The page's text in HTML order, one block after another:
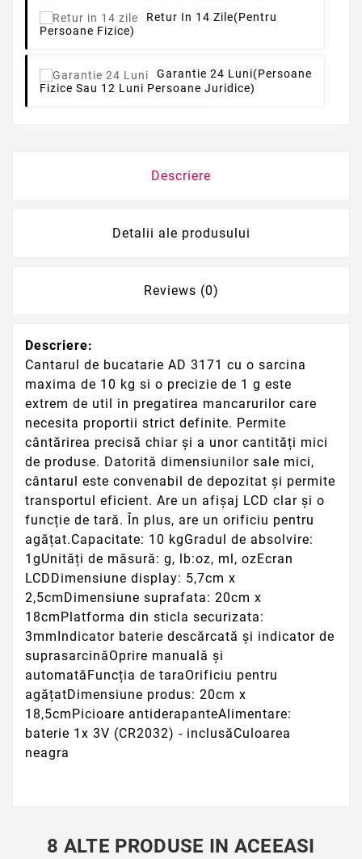
Retur In 14 Zile(pentru
Persoane Fizice)
Garantie 24 Luni(persoane
Fizice Sau 12 Luni Persoane Juridice)
Descriere
Detalii ale produsului
Reviews (0)
Descriere:
Cantarul de bucatarie AD 3171 cu o sarcina
maxima de 10 kg si o precizie de 1 g este
extrem de util in pregatirea mancarurilor care
necesita proportii strict definite. Permite
cântărirea precisă chiar și a unor cantități mici
de produse. Datorită dimensiunilor sale mici,
cântarul este convenabil de depozitat și permite
transportul eficient. Are un afișaj LCD clar și o
funcție de tară. În plus, are un orificiu pentru
agățat.Capacitate: 10 kgGradul de absolvire:
1gUnități de măsură: g, lb:oz, ml, ozEcran
LCDDimensiune display: 5,7cm x
2,5cmDimensiune suprafata: 20cm x
18cmPlatforma din sticla securizata:
3mmIndicator baterie descărcată și indicator de
suprasarcinăOprire manuală și
automatăFuncția de taraOrificiu pentru
agățatDimensiune produs: 20cm x
18,5cmPicioare antiderapanteAlimentare:
baterie 1x 3V (CR2032) - inclusăCuloarea
neagra
8 ALTE PRODUSE IN ACEEASI